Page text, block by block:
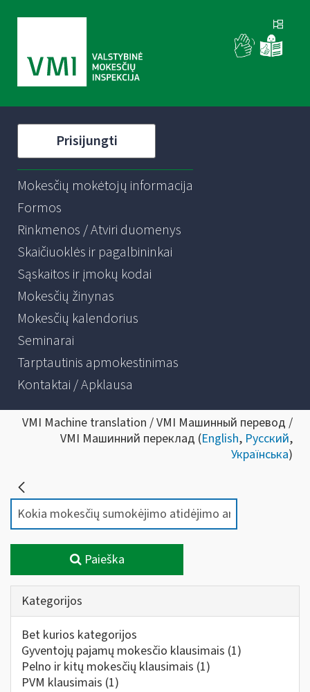
Prisijungti
Mokesčių mokėtojų informacija
Formos
Rinkmenos / Atviri duomenys
Skaičiuoklės ir pagalbininkai
Sąskaitos ir įmokų kodai
Mokesčių žinynas
Mokesčių kalendorius
Seminarai
Tarptautinis apmokestinimas
Kontaktai / Apklausa
VMI Machine translation / VMI Машинный перевод /
VMI Машинний переклад (English, Русский,
Українська)
Paieška
Kategorijos
Bet kurios kategorijos
Gyventojų pajamų mokesčio klausimais (1)
Pelno ir kitų mokesčių klausimais (1)
PVM klausimais (1)